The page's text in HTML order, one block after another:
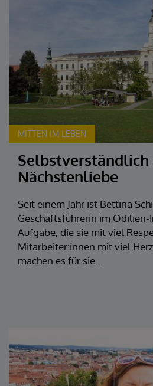
MITTEN IM LEBEN
Nächstenliebe
Seit einem Jahr ist Bettina
Geschäftsführerin im
Aufgabe, die sie mit viel
Mitarbeiter:innen mit viel
machen es für sie...